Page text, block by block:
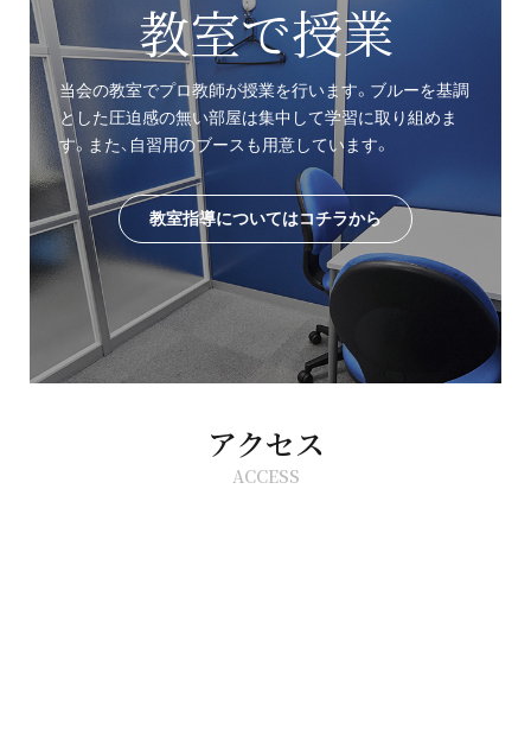
教室で授業
当会の教室でプロ教師が授業を行います。ブルーを基調
とした圧迫感の無い部屋は集中して学習に取り組めま
す。また、自習用のブースも用意しています。
教室指導についてはコチラから
アクセス
ACCESS